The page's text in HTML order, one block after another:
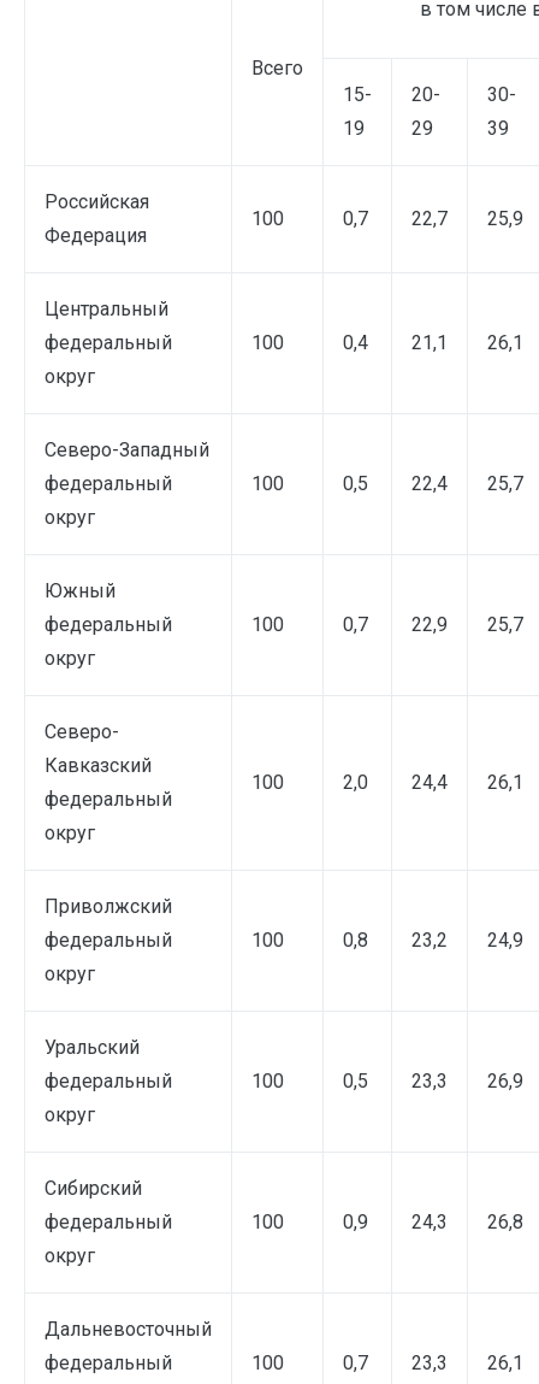
Всего
в том числе
15-
19
20-
29
30-
39
Российская
Федерация
100 0,7 22,7 25,9
Центральный
федеральный
округ
100 0,4 21,1 26,1
Северо-Западный
федеральный
округ
100 0,5 22,4 25,7
Южный
федеральный
округ
100 0,7 22,9 25,7
Северо-
Кавказский
федеральный
округ
100 2,0 24,4 26,1
Приволжский
федеральный
округ
100 0,8 23,2 24,9
Уральский
федеральный
округ
100 0,5 23,3 26,9
Сибирский
федеральный
округ
100 0,9 24,3 26,8
Дальневосточный
федеральный
100 0,7 23,3 26,1